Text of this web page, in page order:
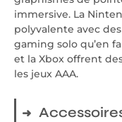
immersive. La
polyvalente avec
gaming solo qu’en
et la Xbox offrent
les jeux AAA.